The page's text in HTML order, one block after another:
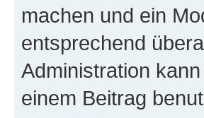
machen und ein
entsprechend
Administration
einem Beitrag